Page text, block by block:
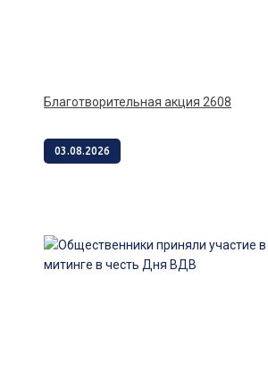
Благотворительная акция 2608
03.08.2026